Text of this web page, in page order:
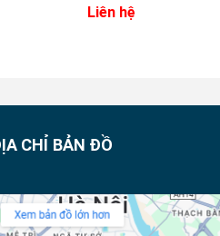
Liên hệ
CHỈ BẢN ĐỒ